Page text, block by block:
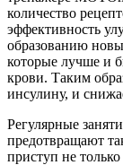
количество
эффективность
образованию
которые лучше и
крови. Таким
инсулину, и
Регулярные
предотвращают
приступ не